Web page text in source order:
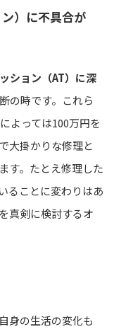
）に不具合が
ション（AT）に深
の時です。これら
よっては100万円を
大掛かりな修理と
す。たとえ修理した
ることに変わりはあ
真剣に検討するオ
身の生活の変化も